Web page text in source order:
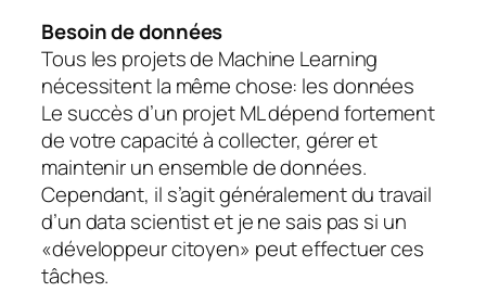
Besoin de données
Tous les projets de Machine Learning
nécessitent la même chose: les données
Le succès d’un projet ML dépend fortement
de votre capacité à collecter, gérer et
maintenir un ensemble de données.
Cependant, il s’agit généralement du travail
d’un data scientist et je ne sais pas si un
«développeur citoyen» peut effectuer ces
tâches.